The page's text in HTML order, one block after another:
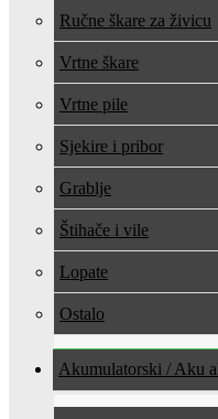
Ručne škare za živicu
Vrtne škare
Vrtne pile
Sjekire i pribor
Grablje
Štihače i vile
Lopate
Ostalo
Akumulatorski / Aku